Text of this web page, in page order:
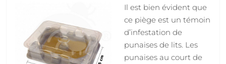
Il est bien évident que
ce piège est un témoin
d’infestation de
punaises de lits. Les
punaises au court de